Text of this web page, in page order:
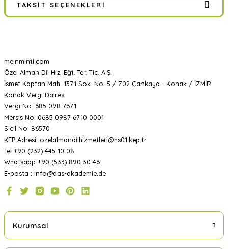
TAKSIT SEÇENEKLERI
meinminti.com
Özel Alman Dil Hiz. Eğt. Ter. Tic. A.Ş.
İsmet Kaptan Mah. 1371 Sok. No: 5 / Z02 Çankaya - Konak / İZMİR
Konak Vergi Dairesi
Vergi No: 685 098 7671
Mersis No: 0685 0987 6710 0001
Sicil No: 86570
KEP Adresi: ozelalmandilhizmetleri@hs01.kep.tr
Tel +90 (232) 445 10 08
Whatsapp +90 (533) 890 30 46
E-posta : info@das-akademie.de
Kurumsal